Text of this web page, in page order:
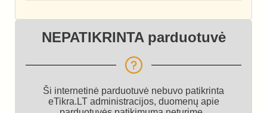
NEPATIKRINTA parduotuvė
Ši internetinė parduotuvė nebuvo patikrinta
eTikra.LT administracijos, duomenų apie